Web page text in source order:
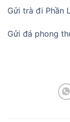
Gửi trà đi Phần
Gửi đá phong